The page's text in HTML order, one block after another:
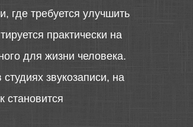
где требуется улучшить
практически на
для жизни человека.
звукозаписи, на
становится